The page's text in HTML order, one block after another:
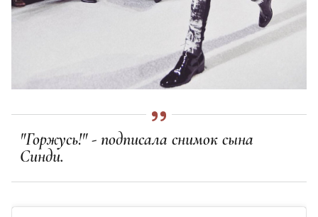
"Горжусь!" - подписала снимок сына
Синди.